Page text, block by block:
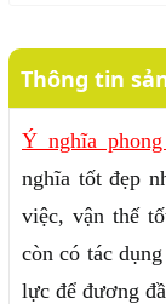
Thông tin
Ý nghĩa
nghĩa tốt đẹp
việc, vận thế
còn có tác
lực để đương